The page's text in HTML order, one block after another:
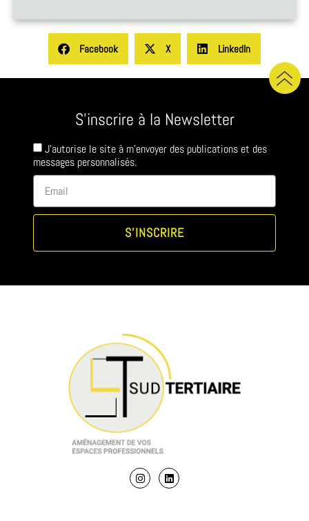
Facebook X LinkedIn
S'inscrire à la Newsletter
J'autorise le site à m'envoyer des publications et des
messages personnalisés.
S'INSCRIRE